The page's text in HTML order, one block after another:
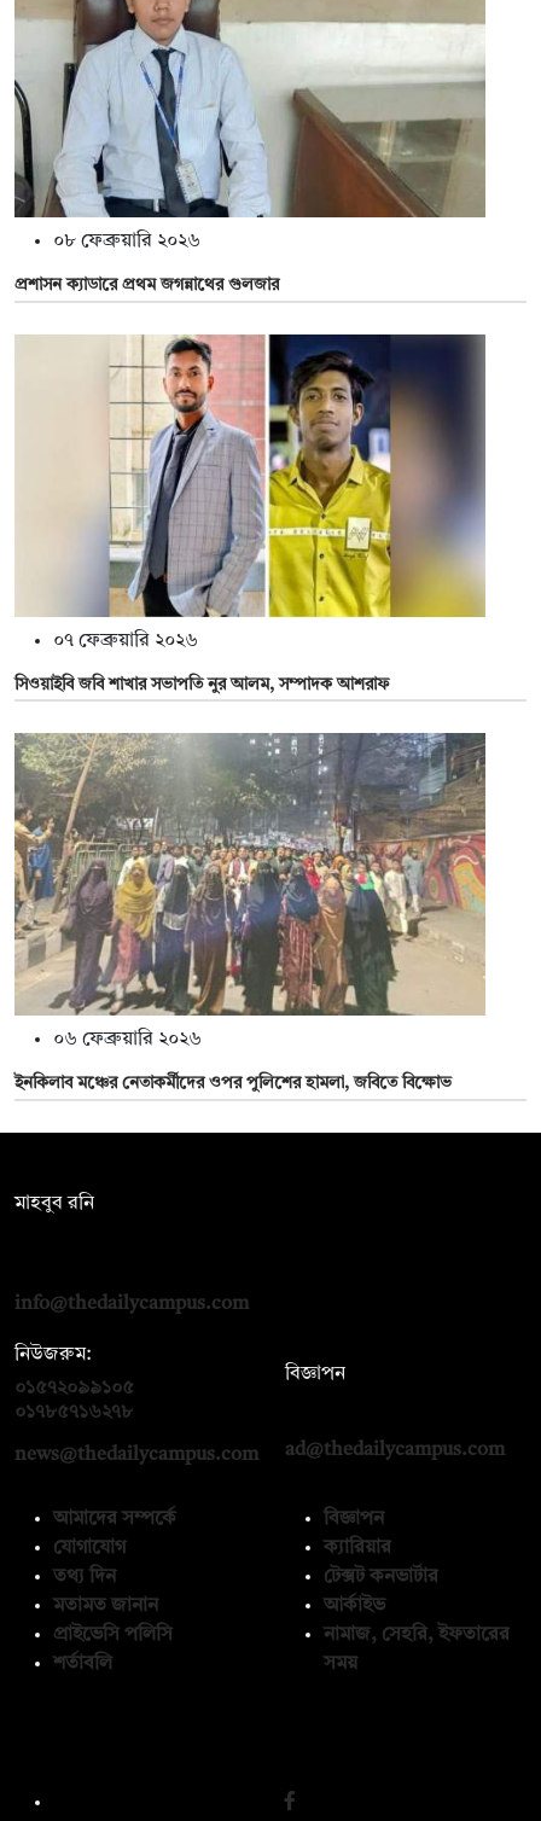
০৮ ফেব্রুয়ারি ২০২৬
প্রশাসন ক্যাডারে প্রথম জগন্নাথের গুলজার
০৭ ফেব্রুয়ারি ২০২৬
সিওয়াইবি জবি শাখার সভাপতি নুর আলম, সম্পাদক আশরাফ
০৬ ফেব্রুয়ারি ২০২৬
ইনকিলাব মঞ্চের নেতাকর্মীদের ওপর পুলিশের হামলা, জবিতে বিক্ষোভ
মাহবুব রনি
info@thedailycampus.com
নিউজরুম:
০১৫৭২০৯৯১০৫
০১৭৮৫৭১৬২৭৮
news@thedailycampus.com
বিজ্ঞাপন
ad@thedailycampus.com
আমাদের সম্পর্কে
যোগাযোগ
তথ্য দিন
মতামত জানান
প্রাইভেসি পলিসি
শর্তাবলি
বিজ্ঞাপন
ক্যারিয়ার
টেক্সট কনভার্টার
আর্কাইভ
নামাজ, সেহরি, ইফতারের
সময়